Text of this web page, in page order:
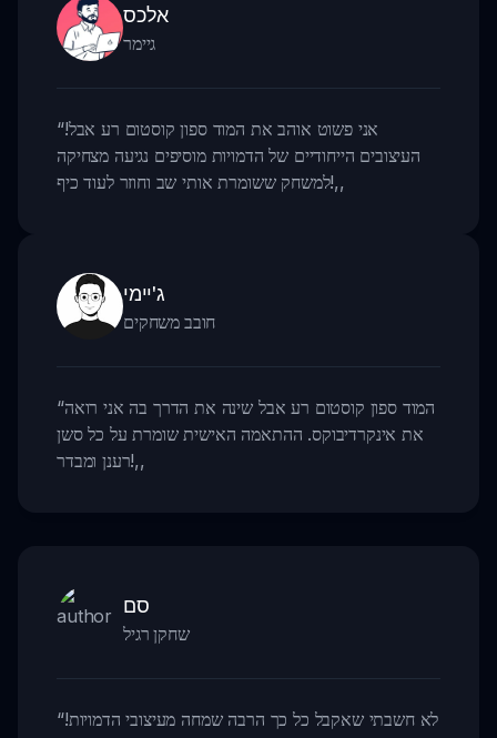
אלכס
גיימר
“אני פשוט אוהב את המוד ספון קוסטום רע אבל!
העיצובים הייחודיים של הדמויות מוסיפים נגיעה מצחיקה
למשחק ששומרת אותי שב וחוזר לעוד כיף!,,
ג'יימי
חובב משחקים
“המוד ספון קוסטום רע אבל שינה את הדרך בה אני רואה
את אינקרדיבוקס. ההתאמה האישית שומרת על כל סשן
רענן ומבדר!,,
סם
שחקן רגיל
“לא חשבתי שאקבל כל כך הרבה שמחה מעיצובי הדמויות!